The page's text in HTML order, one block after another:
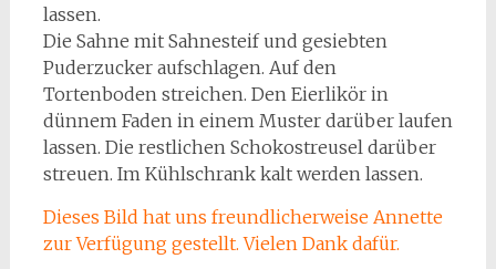
lassen.
Die Sahne mit Sahnesteif und gesiebten
Puderzucker aufschlagen. Auf den
Tortenboden streichen. Den Eierlikör in
dünnem Faden in einem Muster darüber laufen
lassen. Die restlichen Schokostreusel darüber
streuen. Im Kühlschrank kalt werden lassen.
Dieses Bild hat uns freundlicherweise Annette
zur Verfügung gestellt. Vielen Dank dafür.